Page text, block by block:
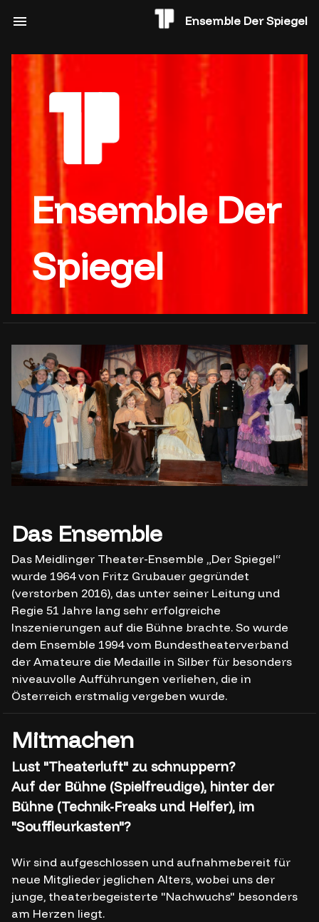
Ensemble Der Spiegel
Ensemble Der
Spiegel
Das Ensemble
Das Meidlinger Theater-Ensemble „Der Spiegel“
wurde 1964 von Fritz Grubauer gegründet
(verstorben 2016), das unter seiner Leitung und
Regie 51 Jahre lang sehr erfolgreiche
Inszenierungen auf die Bühne brachte. So wurde
dem Ensemble 1994 vom Bundestheaterverband
der Amateure die Medaille in Silber für besonders
niveauvolle Aufführungen verliehen, die in
Österreich erstmalig vergeben wurde.
Mitmachen
Lust "Theaterluft" zu schnuppern?
Auf der Bühne (Spielfreudige), hinter der
Bühne (Technik-Freaks und Helfer), im
"Souffleurkasten"?
Wir sind aufgeschlossen und aufnahmebereit für
neue Mitglieder jeglichen Alters, wobei uns der
junge, theaterbegeisterte "Nachwuchs" besonders
am Herzen liegt.